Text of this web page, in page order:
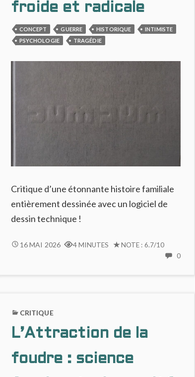
froide et radicale
CONCEPT GUERRE HISTORIQUE
INTIMISTE
PSYCHOLOGIE
TRAGÉDIE
Critique d’une étonnante histoire familiale
entièrement dessinée avec un logiciel de
dessin technique !
DUM
ET
RADICALE
16 MAI 2026 4 MINUTES
NOTE : 6.7/10
0NO
CRITIQUE
L’Attraction de la
foudre : science